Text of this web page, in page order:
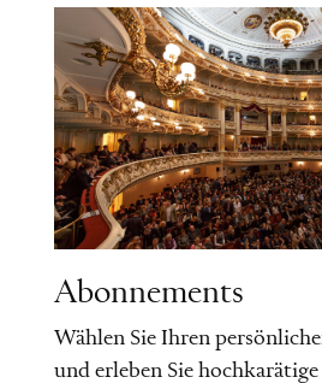
Abonnements
Wählen Sie Ihren
und erleben Sie